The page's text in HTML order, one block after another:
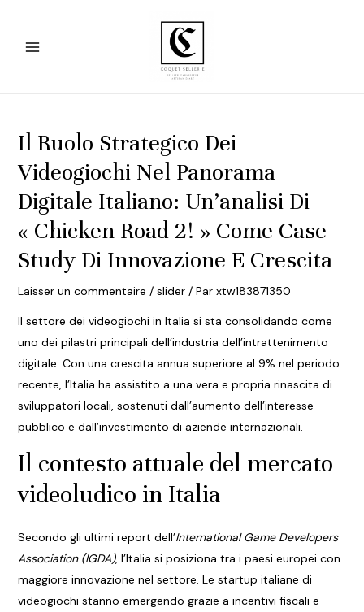
contenu
Il Ruolo Strategico Dei
Videogiochi Nel Panorama
Digitale Italiano: Un’analisi Di
« Chicken Road 2! » Come Case
Study Di Innovazione E Crescita
Laisser un commentaire / slider/ Par xtw183871350
Il settore dei videogiochi in Italia si sta consolidando come
uno dei pilastri principali dell’industria dell’intrattenimento
digitale. Con una crescita annua superiore al 9% nel periodo
recente, l’Italia ha assistito a una vera e propria rinascita di
sviluppatori locali, sostenuti dall’aumento dell’interesse
pubblico e dall’investimento di aziende internazionali.
Il contesto attuale del mercato
videoludico in Italia
Secondo gli ultimi report dell’International Game Developers
Association (IGDA), l’Italia si posiziona tra i paesi europei con
maggiore innovazione nel settore. Le startup italiane di
videogiochi stanno emergendo grazie a incentivi fiscali e